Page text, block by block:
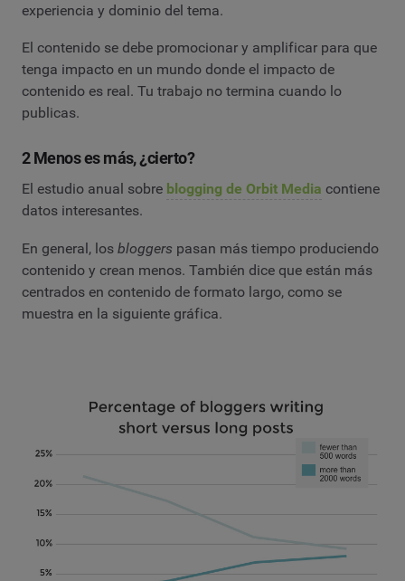
experiencia y dominio del tema.
El contenido se debe promocionar y amplificar para que
tenga impacto en un mundo donde el impacto de
contenido es real. Tu trabajo no termina cuando lo
publicas.
2 Menos es más, ¿cierto?
El estudio anual sobre blogging de Orbit Media contiene
datos interesantes.
En general, los bloggers pasan más tiempo produciendo
contenido y crean menos. También dice que están más
centrados en contenido de formato largo, como se
muestra en la siguiente gráfica.